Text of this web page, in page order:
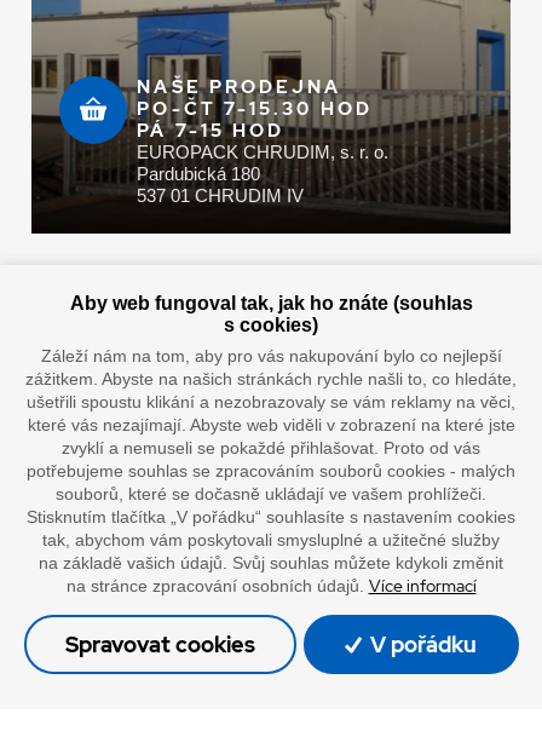
NAŠE PRODEJNA
PO-ČT 7-15.30 HOD
PÁ 7-15 HOD
EUROPACK CHRUDIM, s. r. o.
Pardubická 180
537 01 CHRUDIM IV
Doprava vaším oblíbeným dopravcem
”Lepíme s jistotou”
© Oficiální stránky společnosti Europack
Aby web fungoval tak, jak ho znáte (souhlas
s cookies)
Záleží nám na tom, aby pro vás nakupování bylo co nejlepší
zážitkem. Abyste na našich stránkách rychle našli to, co hledáte,
ušetřili spoustu klikání a nezobrazovaly se vám reklamy na věci,
které vás nezajímají. Abyste web viděli v zobrazení na které jste
zvyklí a nemuseli se pokaždé přihlašovat. Proto od vás
potřebujeme souhlas se zpracováním souborů cookies - malých
souborů, které se dočasně ukládají ve vašem prohlížeči.
Stisknutím tlačítka „V pořádku“ souhlasíte s nastavením cookies
tak, abychom vám poskytovali smysluplné a užitečné služby
na základě vašich údajů. Svůj souhlas můžete kdykoli změnit
na stránce zpracování osobních údajů. Více informací
Spravovat cookies V pořádku